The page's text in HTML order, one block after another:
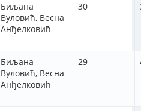
Биљана
Вуловић, Весна
Анђелковић
30
Биљана
Вуловић, Весна
Анђелковић
29